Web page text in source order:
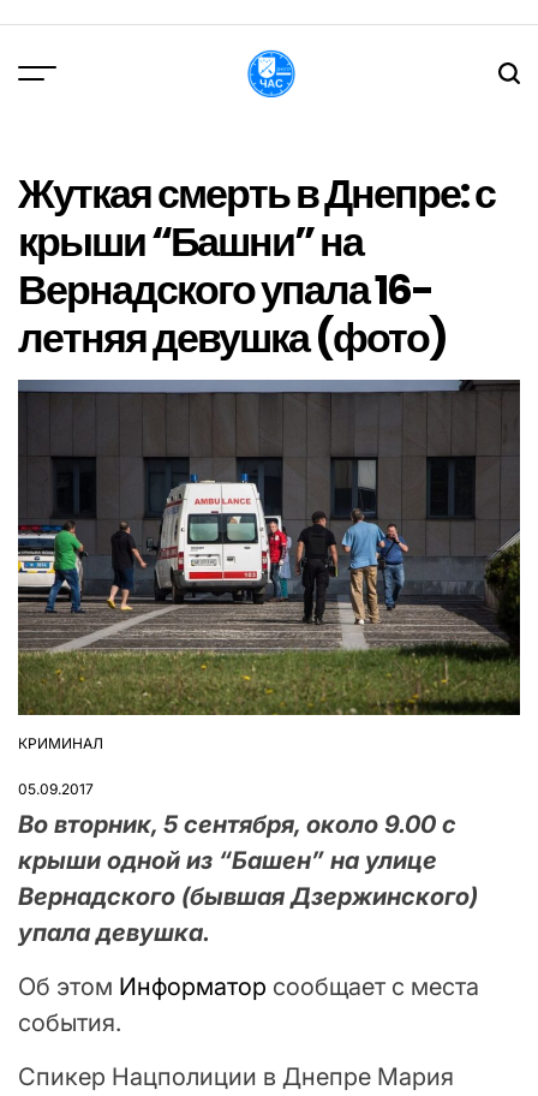
вмісту
Жуткая смерть в Днепре: с
крыши “Башни” на
Вернадского упала 16-
летняя девушка (фото)
ОПУБЛІКУВАТИ
КРИМИНАЛ
05.09.2017
Во вторник, 5 сентября, около 9.00 с
крыши одной из “Башен” на улице
Вернадского (бывшая Дзержинского)
упала девушка.
Об этом Информатор сообщает с места
события.
Спикер Нацполиции в Днепре Мария